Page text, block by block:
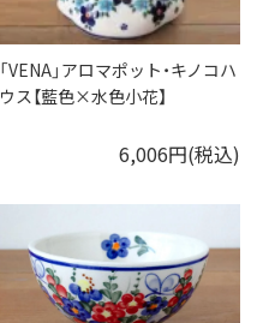
「VENA」アロマポット・キノコハ
ウス【藍色×水色小花】
6,006円(税込)